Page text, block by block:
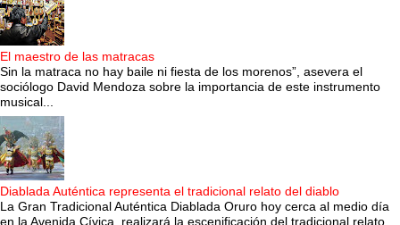
El maestro de las matracas
Sin la matraca no hay baile ni fiesta de los morenos”, asevera el
sociólogo David Mendoza sobre la importancia de este instrumento
musical...
Diablada Auténtica representa el tradicional relato del diablo
La Gran Tradicional Auténtica Diablada Oruro hoy cerca al medio día
en la Avenida Cívica, realizará la escenificación del tradicional relato...